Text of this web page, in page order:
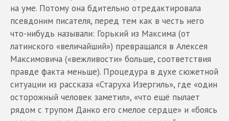
на уме. Потому она бдительно отредактировала
псевдоним писателя, перед тем как в честь него
что-нибудь называли: Горький из Максима (от
латинского «величайший») превращался в Алексея
Максимовича («вежливости» больше, соответствия
правде факта меньше). Процедура в духе сюжетной
ситуации из рассказа «Старуха Изергиль», где «один
осторожный человек заметил», «что ещё пылает
рядом с трупом Данко его смелое сердце» и «боясь